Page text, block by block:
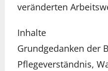
veränderten
Inhalte
Grundgedanken der
Pflegeverständnis,